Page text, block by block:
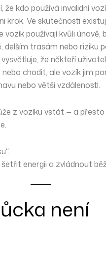
že kdo používá invalidní
krok. Ve skutečnosti
vozík používají kvůli únavě,
delším trasám nebo riziku
že někteří
chodit, ale vozík jim
nebo větší vzdálenosti.
z vozíku vstát — a přesto
energii a zvládnout
není